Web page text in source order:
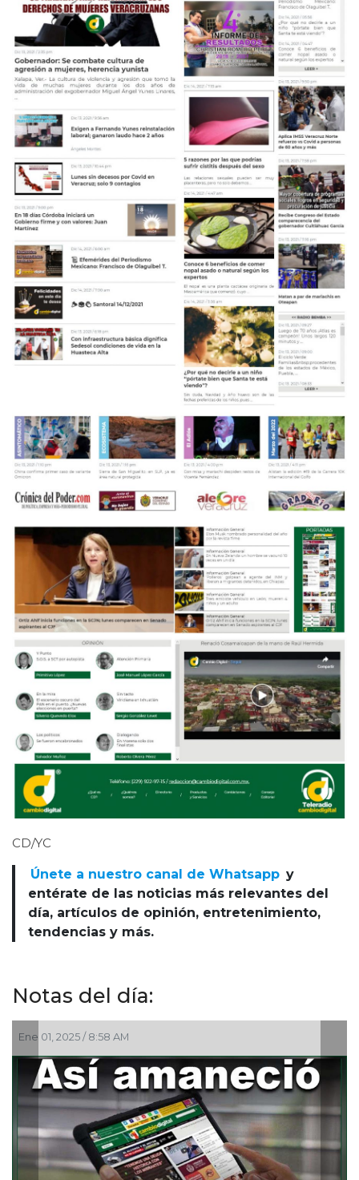
CD/YC
Únete a nuestro canal de Whatsapp y
entérate de las noticias más relevantes del
día, artículos de opinión, entretenimiento,
tendencias y más.
Notas del día:
AM